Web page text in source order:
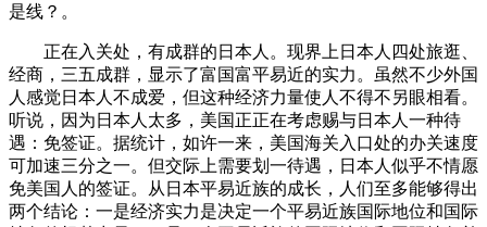
是线？。
正在入关处，有成群的日本人。现界上日本人四处旅逛、
经商，三五成群，显示了富国富平易近的实力。虽然不少外国
人感觉日本人不成爱，但这种经济力量使人不得不另眼相看。
听说，因为日本人太多，美国正正在考虑赐与日本人一种待
遇：免签证。据统计，如许一来，美国海关入口处的办关速度
可加速三分之一。但交际上需要划一待遇，日本人似乎不情愿
免美国人的签证。从日本平易近族的成长，人们至多能够得出
两个结论：一是经济实力是决定一个平易近族国际地位和国际